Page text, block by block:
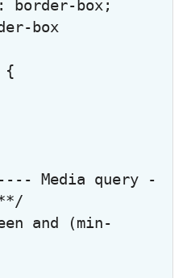
border-box;
box
{
Media query -
and (min-